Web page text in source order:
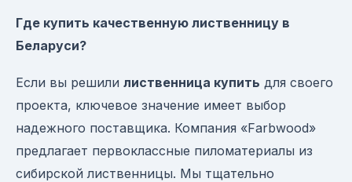
Где купить качественную лиственницу в
Беларуси?
Если вы решили лиственница купить для своего
проекта, ключевое значение имеет выбор
надежного поставщика. Компания «Farbwood»
предлагает первоклассные пиломатериалы из
сибирской лиственницы. Мы тщательно